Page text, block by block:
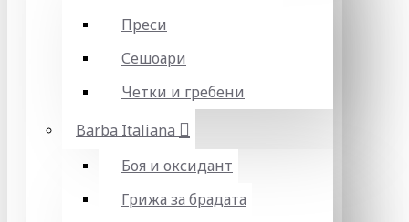
Преси
Сешоари
Четки и гребени
Barba Italiana
Боя и оксидант
Грижа за брадата